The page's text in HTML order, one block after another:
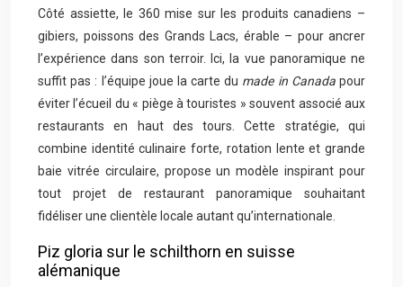
Côté assiette, le 360 mise sur les produits canadiens –
gibiers, poissons des Grands Lacs, érable – pour ancrer
l’expérience dans son terroir. Ici, la vue panoramique ne
suffit pas : l’équipe joue la carte du made in Canadapour
éviter l’écueil du « piège à touristes » souvent associé aux
restaurants en haut des tours. Cette stratégie, qui
combine identité culinaire forte, rotation lente et grande
baie vitrée circulaire, propose un modèle inspirant pour
tout projet de restaurant panoramique souhaitant
fidéliser une clientèle locale autant qu’internationale.
Piz gloria sur le schilthorn en suisse
alémanique